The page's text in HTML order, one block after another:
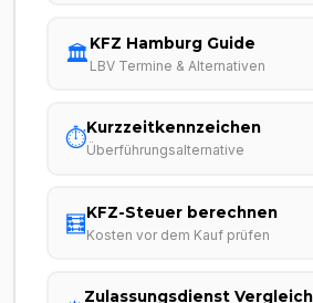
🏛️KFZ Hamburg Guide
LBV Termine & Alternativen
⏱️Kurzzeitkennzeichen
Überführungsalternative
🧮KFZ-Steuer berechnen
Kosten vor dem Kauf prüfen
Zulassungsdienst Vergleich